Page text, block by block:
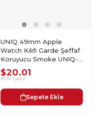
UNIQ 49mm Apple
Watch Kılıfı Garde Şeffaf
Koruyucu Smoke UNIQ-
49MM-GARSMK
$20.01
KDV Dahil
Sepete Ekle